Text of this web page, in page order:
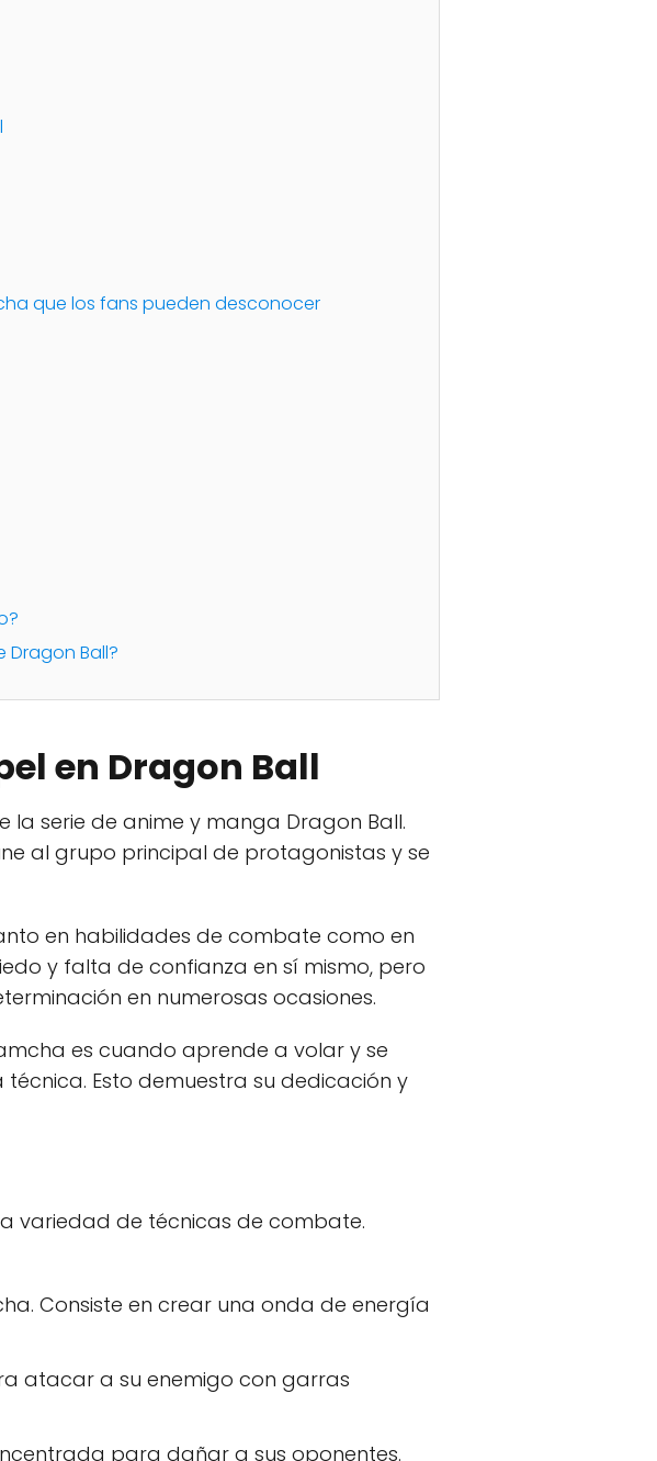
que los fans pueden desconocer
Ball?
en Dragon Ball
la serie de anime y manga Dragon Ball.
al grupo principal de protagonistas y se
en habilidades de combate como en
y falta de confianza en sí mismo, pero
en numerosas ocasiones.
es cuando aprende a volar y se
Esto demuestra su dedicación y
variedad de técnicas de combate.
Consiste en crear una onda de energía
atacar a su enemigo con garras
para dañar a sus oponentes.